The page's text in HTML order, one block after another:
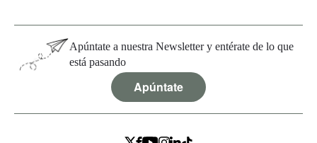
Apúntate a nuestra Newsletter y entérate de lo que
está pasando
Apúntate